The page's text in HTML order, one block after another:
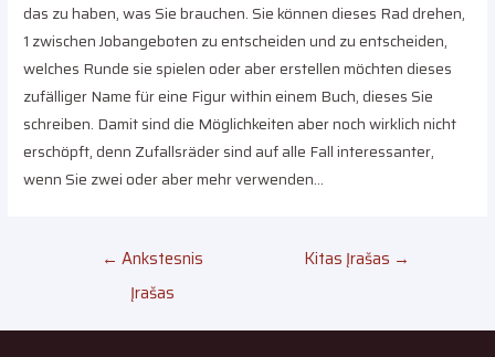
das zu haben, was Sie brauchen. Sie können dieses Rad drehen,
1 zwischen Jobangeboten zu entscheiden und zu entscheiden,
welches Runde sie spielen oder aber erstellen möchten dieses
zufälliger Name für eine Figur within einem Buch, dieses Sie
schreiben. Damit sind die Möglichkeiten aber noch wirklich nicht
erschöpft, denn Zufallsräder sind auf alle Fall interessanter,
wenn Sie zwei oder aber mehr verwenden…
← Ankstesnis
Įrašas
Kitas Įrašas →